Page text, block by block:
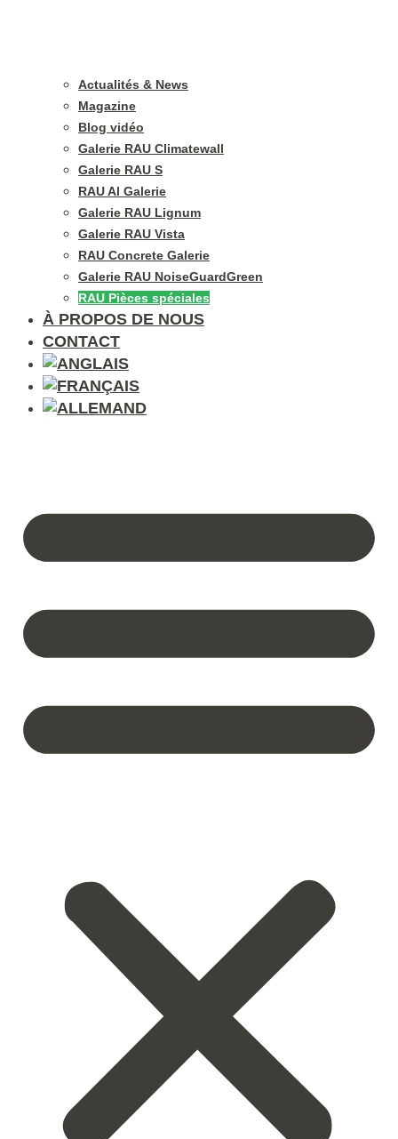
Actualités & News
Magazine
Blog vidéo
Galerie RAU Climatewall
Galerie RAU S
RAU Al Galerie
Galerie RAU Lignum
Galerie RAU Vista
RAU Concrete Galerie
Galerie RAU NoiseGuardGreen
RAU Pièces spéciales
À PROPOS DE NOUS
CONTACT